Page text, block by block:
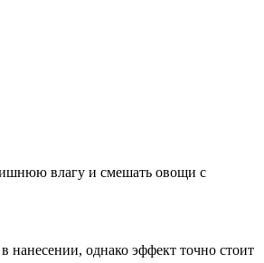
влагу и смешать овощи с
нанесении, однако эффект точно стоит